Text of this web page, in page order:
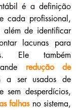
é a definição
cada profissional,
além de identificar
lacunas para
Ele também
redução de
a ser usados de
sem desperdícios,
falhas no sistema,